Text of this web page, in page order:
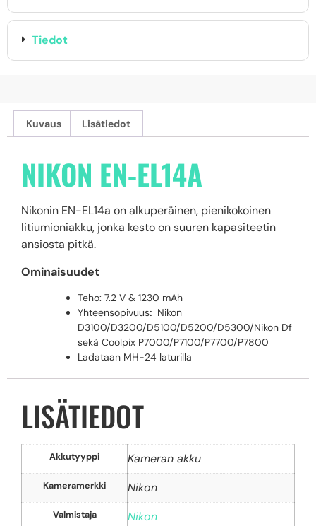
Tiedot
Kuvaus Lisätiedot
NIKON EN-EL14A
Nikonin EN-EL14a on alkuperäinen, pienikokoinen
litiumioniakku, jonka kesto on suuren kapasiteetin
ansiosta pitkä.
Ominaisuudet
Teho: 7.2 V & 1230 mAh
Yhteensopivuus: Nikon
D3100/D3200/D5100/D5200/D5300/Nikon Df
sekä Coolpix P7000/P7100/P7700/P7800
Ladataan MH-24 laturilla
LISÄTIEDOT
Akkutyyppi Kameran akku
Kameramerkki Nikon
Valmistaja Nikon